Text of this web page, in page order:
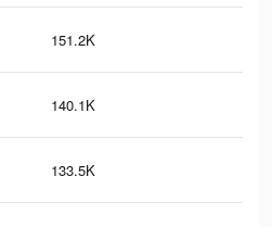
151.2K
140.1K
133.5K